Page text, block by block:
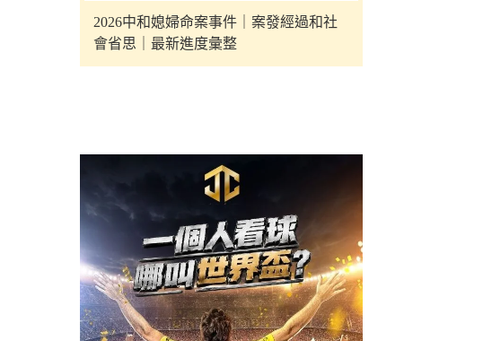
2026中和媳婦命案事件｜案發經過和社
會省思｜最新進度彙整